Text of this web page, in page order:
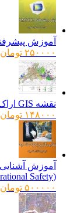
آموزش پیشرفته
۲۵۰۰۰۰ تومان
نقشه GIS اراک و پاورپوینت و نقشه اتوکد طرح جامع اراک
۱۴۸۰۰۰ تومان
آموزش آشنایی کلی
۵۰۰۰۰۰ تومان